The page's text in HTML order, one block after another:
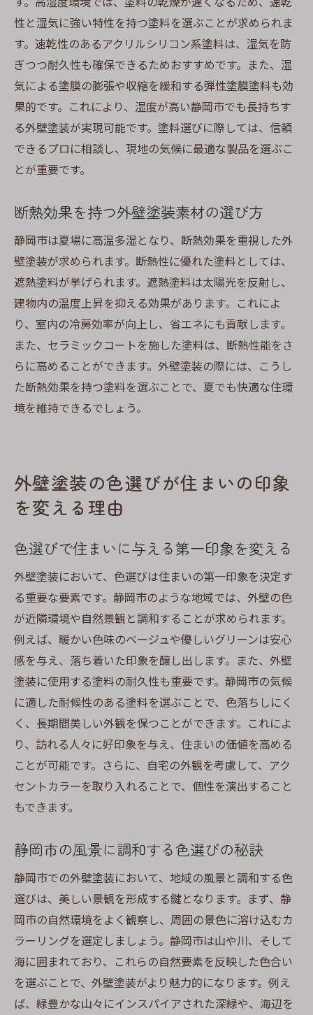
性と湿気に強い特性を持つ塗料を選ぶことが求められま
す。速乾性のあるアクリルシリコン系塗料は、湿気を防
ぎつつ耐久性も確保できるためおすすめです。また、湿
気による塗膜の膨張や収縮を緩和する弾性塗膜塗料も効
果的です。これにより、湿度が高い静岡市でも長持ちす
る外壁塗装が実現可能です。塗料選びに際しては、信頼
できるプロに相談し、現地の気候に最適な製品を選ぶこ
とが重要です。
断熱効果を持つ外壁塗装素材の選び方
静岡市は夏場に高温多湿となり、断熱効果を重視した外
壁塗装が求められます。断熱性に優れた塗料としては、
遮熱塗料が挙げられます。遮熱塗料は太陽光を反射し、
建物内の温度上昇を抑える効果があります。これによ
り、室内の冷房効率が向上し、省エネにも貢献します。
また、セラミックコートを施した塗料は、断熱性能をさ
らに高めることができます。外壁塗装の際には、こうし
た断熱効果を持つ塗料を選ぶことで、夏でも快適な住環
境を維持できるでしょう。
外壁塗装の色選びが住まいの印象
を変える理由
色選びで住まいに与える第一印象を変える
外壁塗装において、色選びは住まいの第一印象を決定す
る重要な要素です。静岡市のような地域では、外壁の色
が近隣環境や自然景観と調和することが求められます。
例えば、暖かい色味のベージュや優しいグリーンは安心
感を与え、落ち着いた印象を醸し出します。また、外壁
塗装に使用する塗料の耐久性も重要です。静岡市の気候
に適した耐候性のある塗料を選ぶことで、色落ちしにく
く、長期間美しい外観を保つことができます。これによ
り、訪れる人々に好印象を与え、住まいの価値を高める
ことが可能です。さらに、自宅の外観を考慮して、アク
セントカラーを取り入れることで、個性を演出すること
もできます。
静岡市の風景に調和する色選びの秘訣
静岡市での外壁塗装において、地域の風景と調和する色
選びは、美しい景観を形成する鍵となります。まず、静
岡市の自然環境をよく観察し、周囲の景色に溶け込むカ
ラーリングを選定しましょう。静岡市は山や川、そして
海に囲まれており、これらの自然要素を反映した色合い
を選ぶことで、外壁塗装がより魅力的になります。例え
ば、緑豊かな山々にインスパイアされた深緑や、海辺を